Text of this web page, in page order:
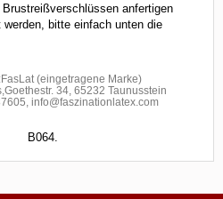
anfertigen
bitte einfach unten die
(eingetragene Marke)
34, 65232 Taunusstein
info@faszinationlatex.com
B064.